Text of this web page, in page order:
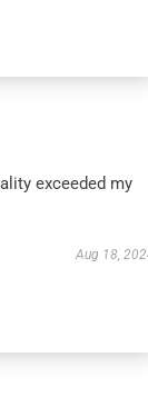
exceeded my
Aug 18,